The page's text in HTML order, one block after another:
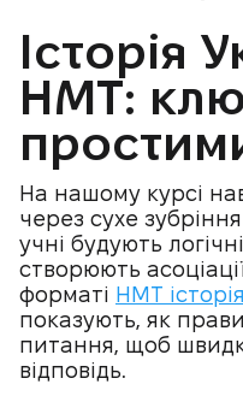
Історія
НМТ:
На нашому курсі
через сухе
учні будують
створюють
форматі НМТ
показують, як
питання, щоб
відповідь.